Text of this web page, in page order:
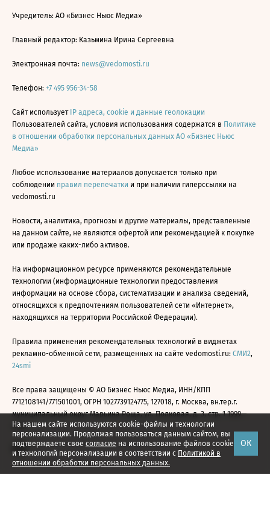
На нашем сайте используются cookie-файлы и технологии
персонализации. Продолжая пользоваться данным сайтом, вы
подтверждаете свое согласие на использование файлов cookie
и технологий персонализации в соответствии с Политикой в
отношении обработки персональных данных.
ОК
Учредитель: АО «Бизнес Ньюс Медиа»
Главный редактор: Казьмина Ирина Сергеевна
Электронная почта: news@vedomosti.ru
Телефон: +7 495 956-34-58
Сайт использует IP адреса, cookie и данные геолокации
Пользователей сайта, условия использования содержатся в Политике
в отношении обработки персональных данных АО «Бизнес Ньюс
Медиа»
Любое использование материалов допускается только при
соблюдении правил перепечатки и при наличии гиперссылки на
vedomosti.ru
Новости, аналитика, прогнозы и другие материалы, представленные
на данном сайте, не являются офертой или рекомендацией к покупке
или продаже каких-либо активов.
На информационном ресурсе применяются рекомендательные
технологии (информационные технологии предоставления
информации на основе сбора, систематизации и анализа сведений,
относящихся к предпочтениям пользователей сети «Интернет»,
находящихся на территории Российской Федерации).
Правила применения рекомендательных технологий в виджетах
рекламно-обменной сети, размещенных на сайте vedomosti.ru: СМИ2,
24smi
Все права защищены © АО Бизнес Ньюс Медиа, ИНН/КПП
7712108141/771501001, ОГРН 1027739124775, 127018, г. Москва, вн.тер.г.
муниципальный округ Марьина Роща, ул. Полковая, д. 3, стр. 1 1999—
2026